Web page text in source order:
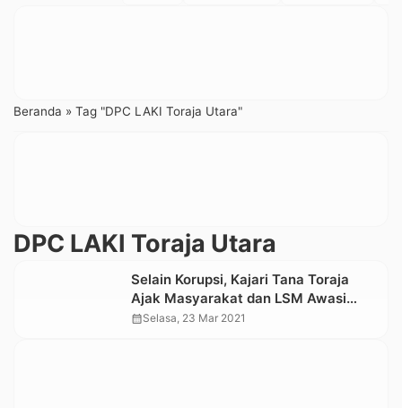
Beranda » Tag "DPC LAKI Toraja Utara"
DPC LAKI Toraja Utara
Selain Korupsi, Kajari Tana Toraja
Ajak Masyarakat dan LSM Awasi
Perilaku Penegak Hukum
calendar_monthSelasa, 23 Mar 2021